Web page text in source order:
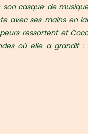
casque de
avec ses mains en
ressortent et
où elle a grandit